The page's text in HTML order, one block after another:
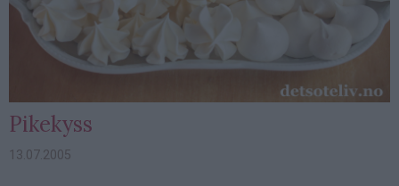
Pikekyss
13.07.2005